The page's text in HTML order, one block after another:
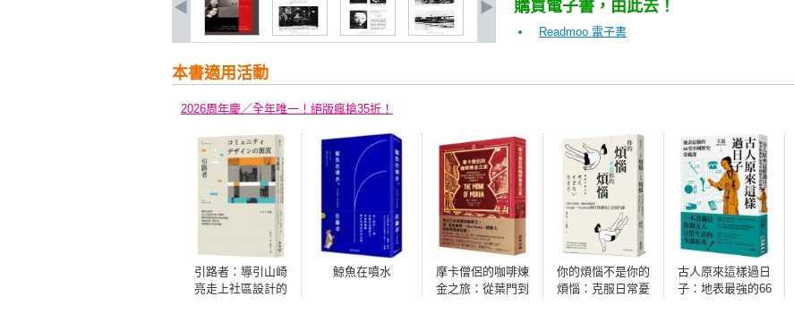
購買電子書，由此去！
Readmoo 電子書
本書適用活動
2026周年慶／全年唯一！絕版瘋搶35折！
引路者：導引山崎
亮走上社區設計的
鯨魚在噴水
摩卡僧侶的咖啡煉
金之旅：從葉門到
你的煩惱不是你的
煩惱：克服日常憂
古人原來這樣過日
子：地表最強的66